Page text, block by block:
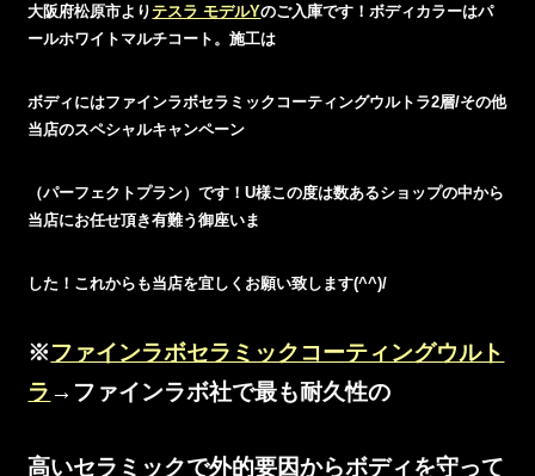
大阪府松原市よりテスラ モデルYのご入庫です！ボディカラーはパ
ールホワイトマルチコート。施工は
ボディにはファインラボセラミックコーティングウルトラ2層/その他
当店のスペシャルキャンペーン
（パーフェクトプラン）です！U様この度は数あるショップの中から
当店にお任せ頂き有難う御座いま
した！これからも当店を宜しくお願い致します(^^)/
※ファインラボセラミックコーティングウルト
ラ →ファインラボ社で最も耐久性の
高いセラミックで外的要因からボディを守って